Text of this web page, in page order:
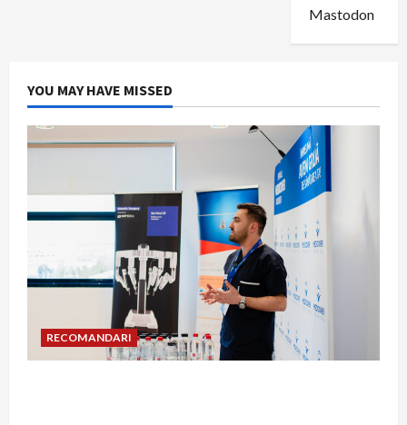
Mastodon
YOU MAY HAVE MISSED
RECOMANDARI